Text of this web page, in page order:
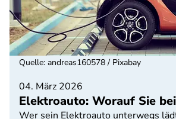
04. März 2026
Elektroauto: Worauf Sie
Wer sein Elektroauto unterwegs
Quelle: andreas160578 / Pixabay